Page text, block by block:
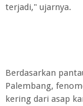
terjadi," ujarnya.
Berdasarkan
Palembang,
kering dari asap